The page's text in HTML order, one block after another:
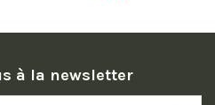
à la newsletter